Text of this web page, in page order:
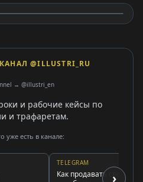
@ILLUSTRI_RU
→ @illustri_en
и рабочие кейсы по
и трафаретам.
уже есть в канале:
TELEGRAM
Как продавать свои работы
›